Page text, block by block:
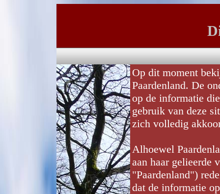
Op dit moment
Paardenland. De
op de informatie
gebruik van deze
zich volledig
Alhoewel
aan haar gelieerde
"Paardenland")
dat de informatie